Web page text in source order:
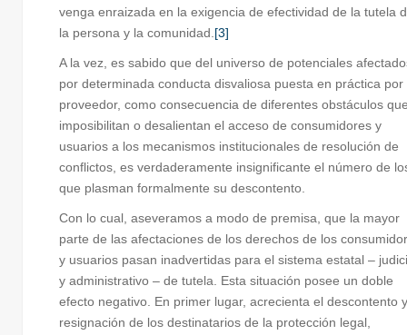
venga enraizada en la exigencia de efectividad de la tutela
la persona y la comunidad. [3]
A la vez, es sabido que del universo de potenciales
por determinada conducta disvaliosa puesta en práctica por
proveedor, como consecuencia de diferentes obstáculos
imposibilitan o desalientan el acceso de consumidores y
usuarios a los mecanismos institucionales de resolución de
conflictos, es verdaderamente insignificante el número de
que plasman formalmente su descontento.
Con lo cual, aseveramos a modo de premisa, que la mayor
parte de las afectaciones de los derechos de los
y usuarios pasan inadvertidas para el sistema estatal –
y administrativo – de tutela. Esta situación posee un doble
efecto negativo. En primer lugar, acrecienta el descontento
resignación de los destinatarios de la protección legal,